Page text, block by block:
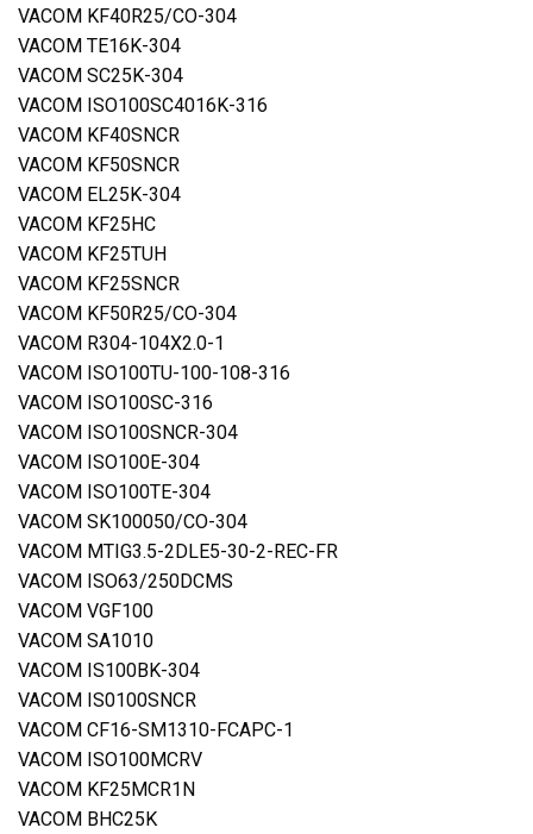
VACOM KF40R25/CO-304
VACOM TE16K-304
VACOM SC25K-304
VACOM ISO100SC4016K-316
VACOM KF40SNCR
VACOM KF50SNCR
VACOM EL25K-304
VACOM KF25HC
VACOM KF25TUH
VACOM KF25SNCR
VACOM KF50R25/CO-304
VACOM R304-104X2.0-1
VACOM ISO100TU-100-108-316
VACOM ISO100SC-316
VACOM ISO100SNCR-304
VACOM ISO100E-304
VACOM ISO100TE-304
VACOM SK100050/CO-304
VACOM MTIG3.5-2DLE5-30-2-REC-FR
VACOM ISO63/250DCMS
VACOM VGF100
VACOM SA1010
VACOM IS100BK-304
VACOM IS0100SNCR
VACOM CF16-SM1310-FCAPC-1
VACOM ISO100MCRV
VACOM KF25MCR1N
VACOM BHC25K